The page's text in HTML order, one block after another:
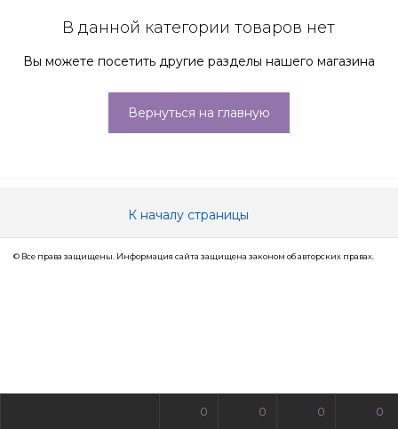
0 0 0 0
В данной категории товаров нет
Вы можете посетить другие разделы нашего магазина
Вернуться на главную
К началу страницы
© Все права защищены. Информация сайта защищена законом об авторских правах.